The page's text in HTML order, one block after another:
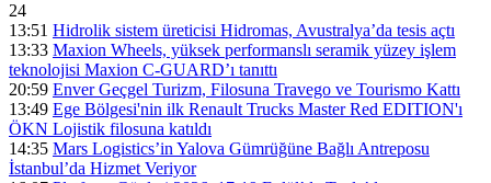
24
13:51 Hidrolik sistem üreticisi Hidromas, Avustralya’da tesis açtı
13:33 Maxion Wheels, yüksek performanslı seramik yüzey işlem
teknolojisi Maxion C-GUARD’ı tanıttı
20:59 Enver Geçgel Turizm, Filosuna Travego ve Tourismo Kattı
13:49 Ege Bölgesi'nin ilk Renault Trucks Master Red EDITION'ı
ÖKN Lojistik filosuna katıldı
14:35 Mars Logistics’in Yalova Gümrüğüne Bağlı Antreposu
İstanbul’da Hizmet Veriyor